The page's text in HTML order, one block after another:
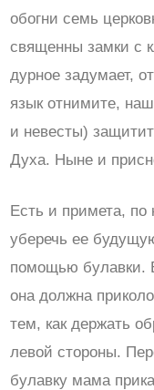
обогни семь
священны замки с
дурное задумает,
язык отнимите,
и невесты)
Духа. Ныне и
Есть и примета, по
уберечь ее
помощью булавки.
она должна
тем, как держать
левой стороны.
булавку мама